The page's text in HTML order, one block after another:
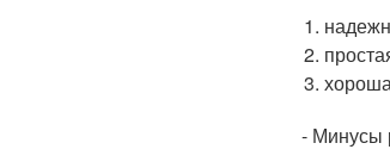
- Минусы